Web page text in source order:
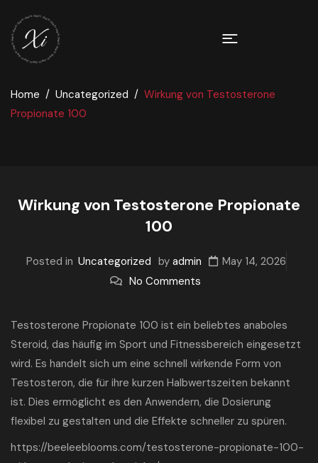
Home Uncategorized
Wirkung von Testosterone
Propionate 100
Wirkung von Testosterone Propionate
100
Posted in Uncategorized by admin
May 14, 2026
No Comments
Testosterone Propionate 100 ist ein beliebtes anaboles
Steroid, das häufig im Sport und Fitnessbereich eingesetzt
wird. Es handelt sich um eine schnell wirkende Form von
Testosteron, die für ihre kurzen Halbwertszeiten bekannt
ist. Dies ermöglicht es den Anwendern, die Dosierung
flexibel zu gestalten und die Effekte schneller zu spüren.
https://beeleeblooms.com/testosterone-propionate-100-